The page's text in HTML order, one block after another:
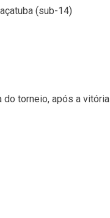
(sub-14)
torneio, após a